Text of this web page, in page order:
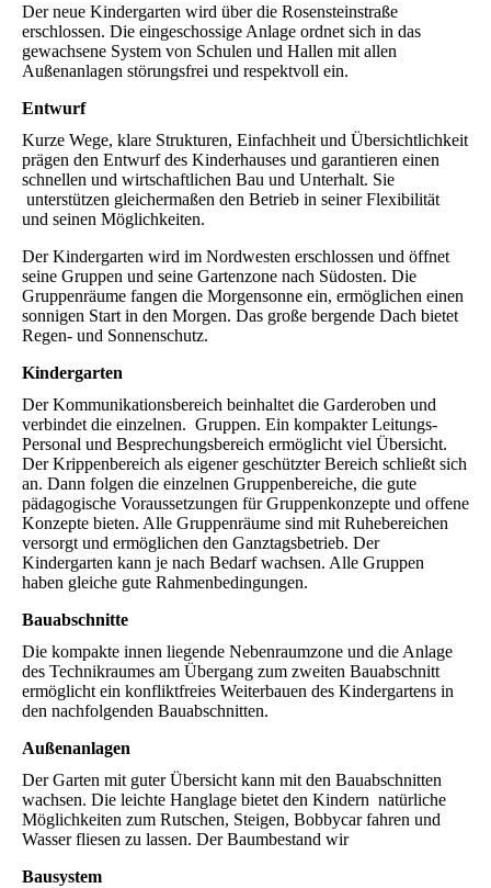
Der neue Kindergarten wird über die Rosensteinstraße
erschlossen. Die eingeschossige Anlage ordnet sich in das
gewachsene System von Schulen und Hallen mit allen
Außenanlagen störungsfrei und respektvoll ein.
Entwurf
Kurze Wege, klare Strukturen, Einfachheit und Übersichtlichkeit
prägen den Entwurf des Kinderhauses und garantieren einen
schnellen und wirtschaftlichen Bau und Unterhalt. Sie
unterstützen gleichermaßen den Betrieb in seiner Flexibilität
und seinen Möglichkeiten.
Der Kindergarten wird im Nordwesten erschlossen und öffnet
seine Gruppen und seine Gartenzone nach Südosten. Die
Gruppenräume fangen die Morgensonne ein, ermöglichen einen
sonnigen Start in den Morgen. Das große bergende Dach bietet
Regen- und Sonnenschutz.
Kindergarten
Der Kommunikationsbereich beinhaltet die Garderoben und
verbindet die einzelnen. Gruppen. Ein kompakter Leitungs-
Personal und Besprechungsbereich ermöglicht viel Übersicht.
Der Krippenbereich als eigener geschützter Bereich schließt sich
an. Dann folgen die einzelnen Gruppenbereiche, die gute
pädagogische Voraussetzungen für Gruppenkonzepte und offene
Konzepte bieten. Alle Gruppenräume sind mit Ruhebereichen
versorgt und ermöglichen den Ganztagsbetrieb. Der
Kindergarten kann je nach Bedarf wachsen. Alle Gruppen
haben gleiche gute Rahmenbedingungen.
Bauabschnitte
Die kompakte innen liegende Nebenraumzone und die Anlage
des Technikraumes am Übergang zum zweiten Bauabschnitt
ermöglicht ein konfliktfreies Weiterbauen des Kindergartens in
den nachfolgenden Bauabschnitten.
Außenanlagen
Der Garten mit guter Übersicht kann mit den Bauabschnitten
wachsen. Die leichte Hanglage bietet den Kindern natürliche
Möglichkeiten zum Rutschen, Steigen, Bobbycar fahren und
Wasser fliesen zu lassen. Der Baumbestand wir
Bausystem